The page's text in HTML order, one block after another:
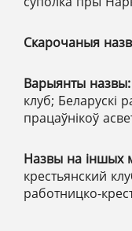
Скарочаныя
Варыянты назвы:
клуб; Беларускі
працаўнікоў
Назвы на іншых
крестьянский
работницко-